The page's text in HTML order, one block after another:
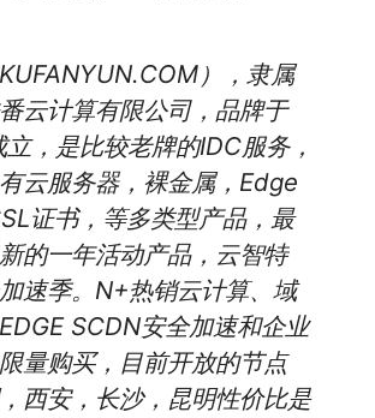
），隶属
云计算有限公司，品牌于
，是比较老牌的IDC服务，
云服务器，裸金属，Edge
证书，等多类型产品，最
的一年活动产品，云智特
速季。N+热销云计算、域
SCDN安全加速和企业
量购买，目前开放的节点
西安，长沙，昆明性价比是